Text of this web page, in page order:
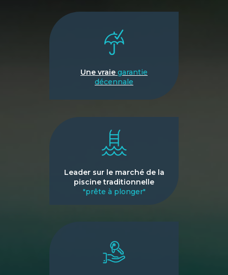
Une vraie garantie
décennale
Leader sur le marché de la
piscine traditionnelle
"prête à plonger"